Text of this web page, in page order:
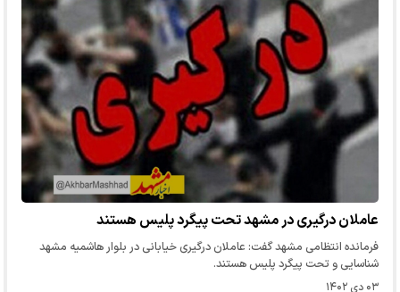
عاملان درگیری در مشهد تحت پیگرد پلیس هستند
فرمانده انتظامی مشهد گفت: عاملان درگیری خیابانی در بلوار هاشمیه مشهد
شناسایی و تحت پیگرد پلیس هستند.
۰۳ دی ۱۴۰۲